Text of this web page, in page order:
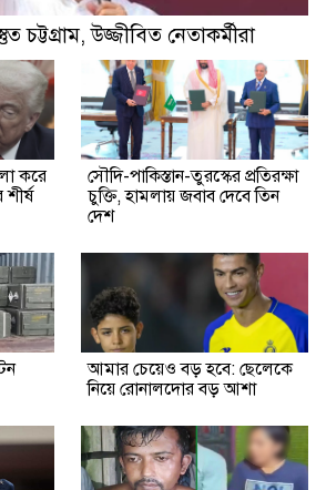
চট্টগ্রাম, উজ্জীবিত নেতাকর্মীরা
করে
সৌদি-পাকিস্তান-তুরস্কের প্রতিরক্ষা
চুক্তি, হামলায় জবাব দেবে তিন
দেশ
আমার চেয়েও বড় হবে: ছেলেকে
নিয়ে রোনালদোর বড় আশা